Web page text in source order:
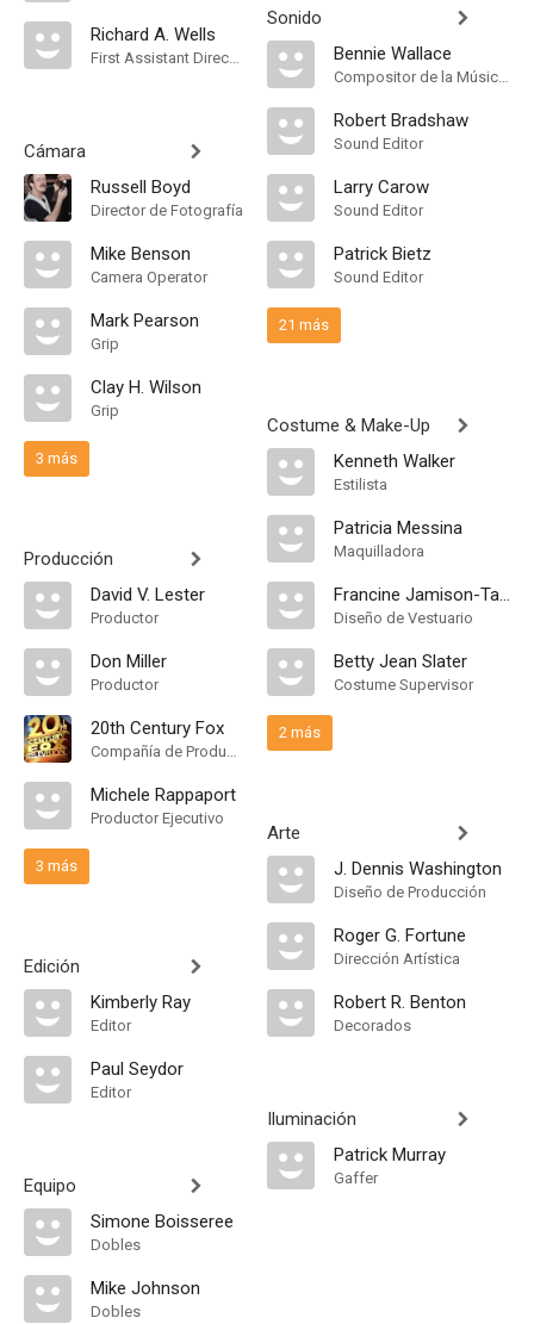
Richard A. Wells
First Assistant Director
Cámara
Russell Boyd
Director de Fotografía
Mike Benson
Camera Operator
Mark Pearson
Grip
Clay H. Wilson
Grip
3 más
Producción
David V. Lester
Productor
Don Miller
Productor
20th Century Fox
Compañía de Produccion
Michele Rappaport
Productor Ejecutivo
3 más
Edición
Kimberly Ray
Editor
Paul Seydor
Editor
Equipo
Simone Boisseree
Dobles
Mike Johnson
Dobles
Sonido
Bennie Wallace
Compositor de la Música Original
Robert Bradshaw
Sound Editor
Larry Carow
Sound Editor
Patrick Bietz
Sound Editor
21 más
Costume & Make-Up
Kenneth Walker
Estilista
Patricia Messina
Maquilladora
Francine Jamison-Tanchuck
Diseño de Vestuario
Betty Jean Slater
Costume Supervisor
2 más
Arte
J. Dennis Washington
Diseño de Producción
Roger G. Fortune
Dirección Artística
Robert R. Benton
Decorados
Iluminación
Patrick Murray
Gaffer